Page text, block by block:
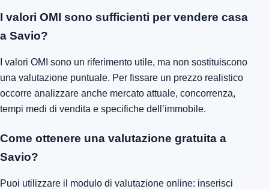
I valori OMI sono sufficienti per vendere casa
a Savio?
I valori OMI sono un riferimento utile, ma non sostituiscono
una valutazione puntuale. Per fissare un prezzo realistico
occorre analizzare anche mercato attuale, concorrenza,
tempi medi di vendita e specifiche dell’immobile.
Come ottenere una valutazione gratuita a
Savio?
Puoi utilizzare il modulo di valutazione online: inserisci